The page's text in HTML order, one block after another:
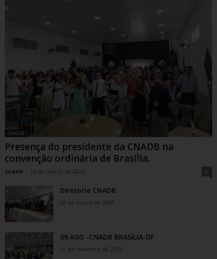
CNADB
Presença do presidente da CNADB na
convenção ordinária de Brasília.
cnadb - 24 de março de 2024
Diretoria CNADB
22 de março de 2024
59 AGO -CNADB BRASÍLIA-DF
12 de fevereiro de 2025